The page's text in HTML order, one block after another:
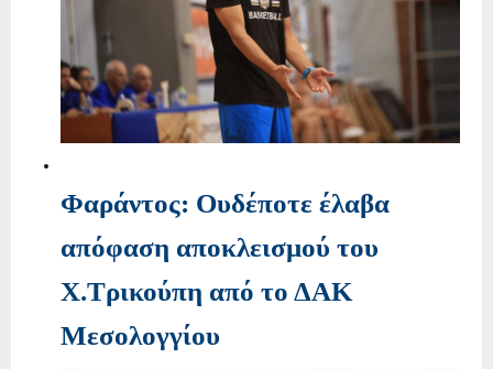
Φαράντος: Ουδέποτε έλαβα
απόφαση αποκλεισμού του
Χ.Τρικούπη από το ΔΑΚ
Μεσολογγίου